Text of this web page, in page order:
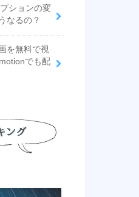
ションの変
なるの？
を無料で視
でも配